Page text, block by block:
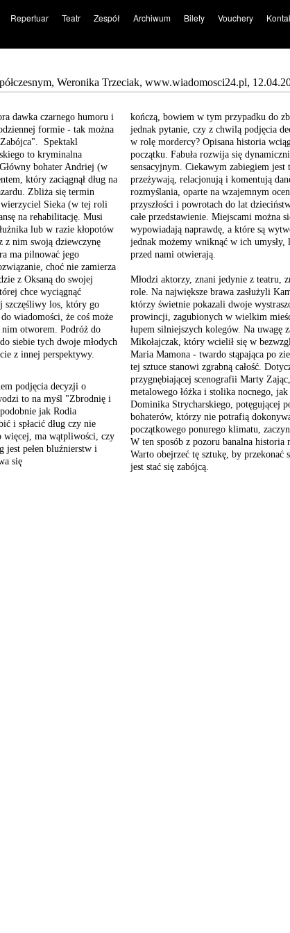
Repertuar Teatr Zespół Archiwum Bilety Vouchery
Weronika Trzeciak, www.wiadomosci24.pl,
dawka czarnego humoru i
formie - tak można
Spektakl
to kryminalna
bohater Andriej (w
który zaciągnął dług na
Zbliża się termin
wierzyciel Sieka (w tej roli
na rehabilitację. Musi
lub w razie kłopotów
z nim swoją dziewczynę
ma pilnować jego
choć nie zamierza
z Oksaną do swojej
chce wyciągnąć
szczęśliwy los, który go
wiadomości, że coś może
nim otworem. Podróż do
siebie tych dwoje młodych
z innej perspektywy.
podjęcia decyzji o
to na myśl "Zbrodnię i
jak Rodia
i spłacić dług czy nie
więcej, ma wątpliwości, czy
jest pełen bluźnierstw i
się
kończą, bowiem w tym przypadku do
jednak pytanie, czy z chwilą podjęcia
w rolę mordercy? Opisana historia
początku. Fabuła rozwija się
sensacyjnym. Ciekawym zabiegiem jest
przeżywają, relacjonują i komentują
rozmyślania, oparte na wzajemnym
przyszłości i powrotach do lat
całe przedstawienie. Miejscami można
wypowiadają naprawdę, a które są
jednak możemy wniknąć w ich umysły,
przed nami otwierają.
Młodzi aktorzy, znani jedynie z teatru,
role. Na największe brawa zasłużyli
którzy świetnie pokazali dwoje
prowincji, zagubionych w wielkim
łupem silniejszych kolegów. Na uwagę
Mikołajczak, który wcielił się w
Maria Mamona - twardo stąpająca po
tej sztuce stanowi zgrabną całość.
przygnębiającej scenografii Marty
metalowego łóżka i stolika nocnego,
Dominika Strycharskiego, potęgującej
bohaterów, którzy nie potrafią
początkowego ponurego klimatu,
W ten sposób z pozoru banalna historia
Warto obejrzeć tę sztukę, by przekonać
jest stać się zabójcą.